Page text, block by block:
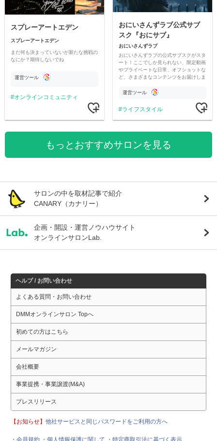
スプレーアートエデン
スプレーアートエデン
まだ何も決まっていないが新たな挑戦の
なにか？期待しないでね
運営ツール
オンラインコミュニティ
おにいさんずラブ公式サブ
スク『おにサブ』
おにいさんずラブ
おにいさんずラブの公式サブスクがスタ
ート！ここでしか見られない、限定動画
やプライベートな日常、オフショットな
ど、さまざまなコンテンツをお届けしま
運営ツール
ライフスタイル
もっとおすすめサロンを見る
サロンの中を取材記事で紹介
CANARY（カナリー）
企画・開設・運営ノウハウサイト
オンラインサロンLab.
ヘルプ / お問い合わせ
よくある質問・お問い合わせ
DMMオンラインサロン Topへ
初めての方はこちら
メールマガジン
会社概要
事業提携・事業譲渡(M&A)
プレスリリース
【お知らせ】他社サービスと同じパスワードをご利用の方へ
・会員規約 ・個人情報保護に関して ・特定商取引法に基づく表示